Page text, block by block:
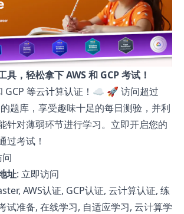
具，轻松拿下 AWS 和 GCP 考试！
GCP 等云计算认证！☁️ 🚀 访问超过
题库，享受趣味十足的每日测验，并利
针对薄弱环节进行学习。立即开启您的
过考试！
址: 立即访问
AWS认证, GCP认证, 云计算认证, 练
试准备, 在线学习, 自适应学习, 云计算学